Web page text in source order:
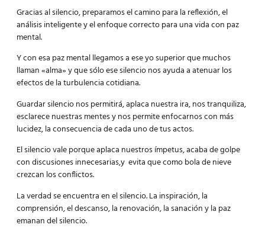
Gracias al silencio, preparamos el camino para la reflexión, el
análisis inteligente y el enfoque correcto para una vida con paz
mental.
Y con esa paz mental llegamos a ese yo superior que muchos
llaman «alma» y que sólo ese silencio nos ayuda a atenuar los
efectos de la turbulencia cotidiana.
Guardar silencio nos permitirá, aplaca nuestra ira, nos tranquiliza,
esclarece nuestras mentes y nos permite enfocarnos con más
lucidez, la consecuencia de cada uno de tus actos.
El silencio vale porque aplaca nuestros ímpetus, acaba de golpe
con discusiones innecesarias,y evita que como bola de nieve
crezcan los conflictos.
La verdad se encuentra en el silencio. La inspiración, la
comprensión, el descanso, la renovación, la sanación y la paz
emanan del silencio.